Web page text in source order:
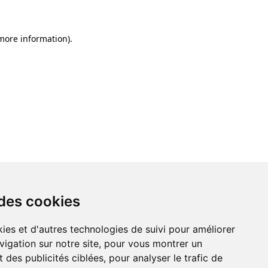
cookies
et d'autres technologies de suivi pour améliorer
sur notre site, pour vous montrer un
des publicités ciblées, pour analyser le trafic de
information).